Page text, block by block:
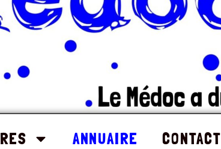
ANNUAIRE CONTACT